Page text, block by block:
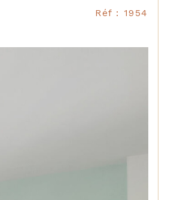
Réf : 1954